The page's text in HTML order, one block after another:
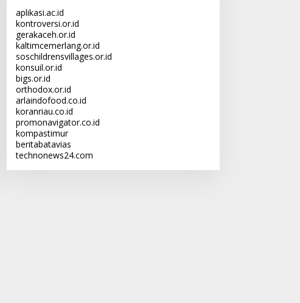
aplikasi.ac.id
kontroversi.or.id
gerakaceh.or.id
kaltimcemerlang.or.id
soschildrensvillages.or.id
konsuil.or.id
bigs.or.id
orthodox.or.id
arlaindofood.co.id
koranriau.co.id
promonavigator.co.id
kompastimur
beritabatavias
technonews24.com